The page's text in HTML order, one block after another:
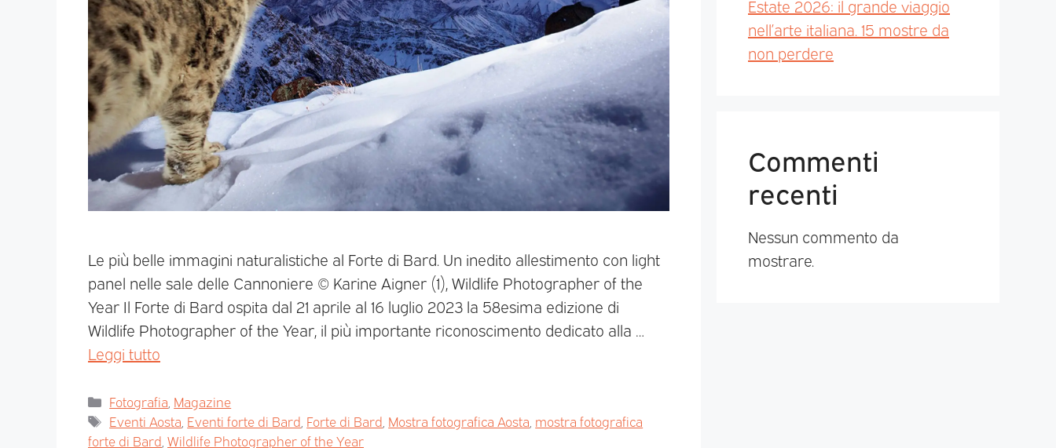
Le più belle immagini naturalistiche al Forte di Bard. Un inedito allestimento con light
panel nelle sale delle Cannoniere © Karine Aigner (1), Wildlife Photographer of the
Year Il Forte di Bard ospita dal 21 aprile al 16 luglio 2023 la 58esima edizione di
Wildlife Photographer of the Year, il più importante riconoscimento dedicato alla …
Leggi tutto
Fotografia Magazine
Eventi Aosta Eventi forte di Bard Forte di Bard Mostra fotografica Aosta mostra fotografica
forte di Bard Wildlife Photographer of the Year
Estate 2026: il grande viaggio
nell’arte italiana. 15 mostre da
non perdere
Commenti
recenti
Nessun commento da
mostrare.